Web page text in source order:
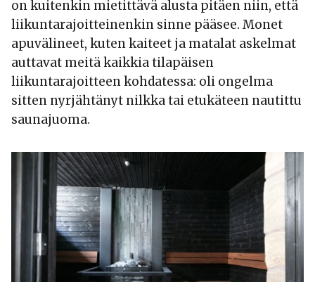
on kuitenkin mietittävä alusta pitäen niin, että
liikuntarajoitteinenkin sinne pääsee. Monet
apuvälineet, kuten kaiteet ja matalat askelmat
auttavat meitä kaikkia tilapäisen
liikuntarajoitteen kohdatessa: oli ongelma
sitten nyrjähtänyt nilkka tai etukäteen nautittu
saunajuoma.